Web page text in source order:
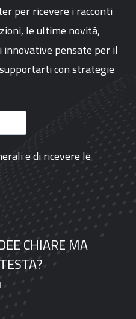
per ricevere i racconti
le ultime novità,
pensate per il
con strategie
e di ricevere le
CHIARE MA